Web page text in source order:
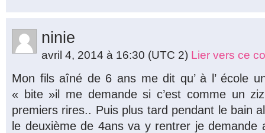
ninie
avril 4, 2014 à 16:30 (UTC 2) Lier vers ce
Mon fils aîné de 6 ans me dit qu’ à l’ école
« bite »il me demande si c’est comme un
premiers rires.. Puis plus tard pendant le bain
le deuxième de 4ans va y rentrer je